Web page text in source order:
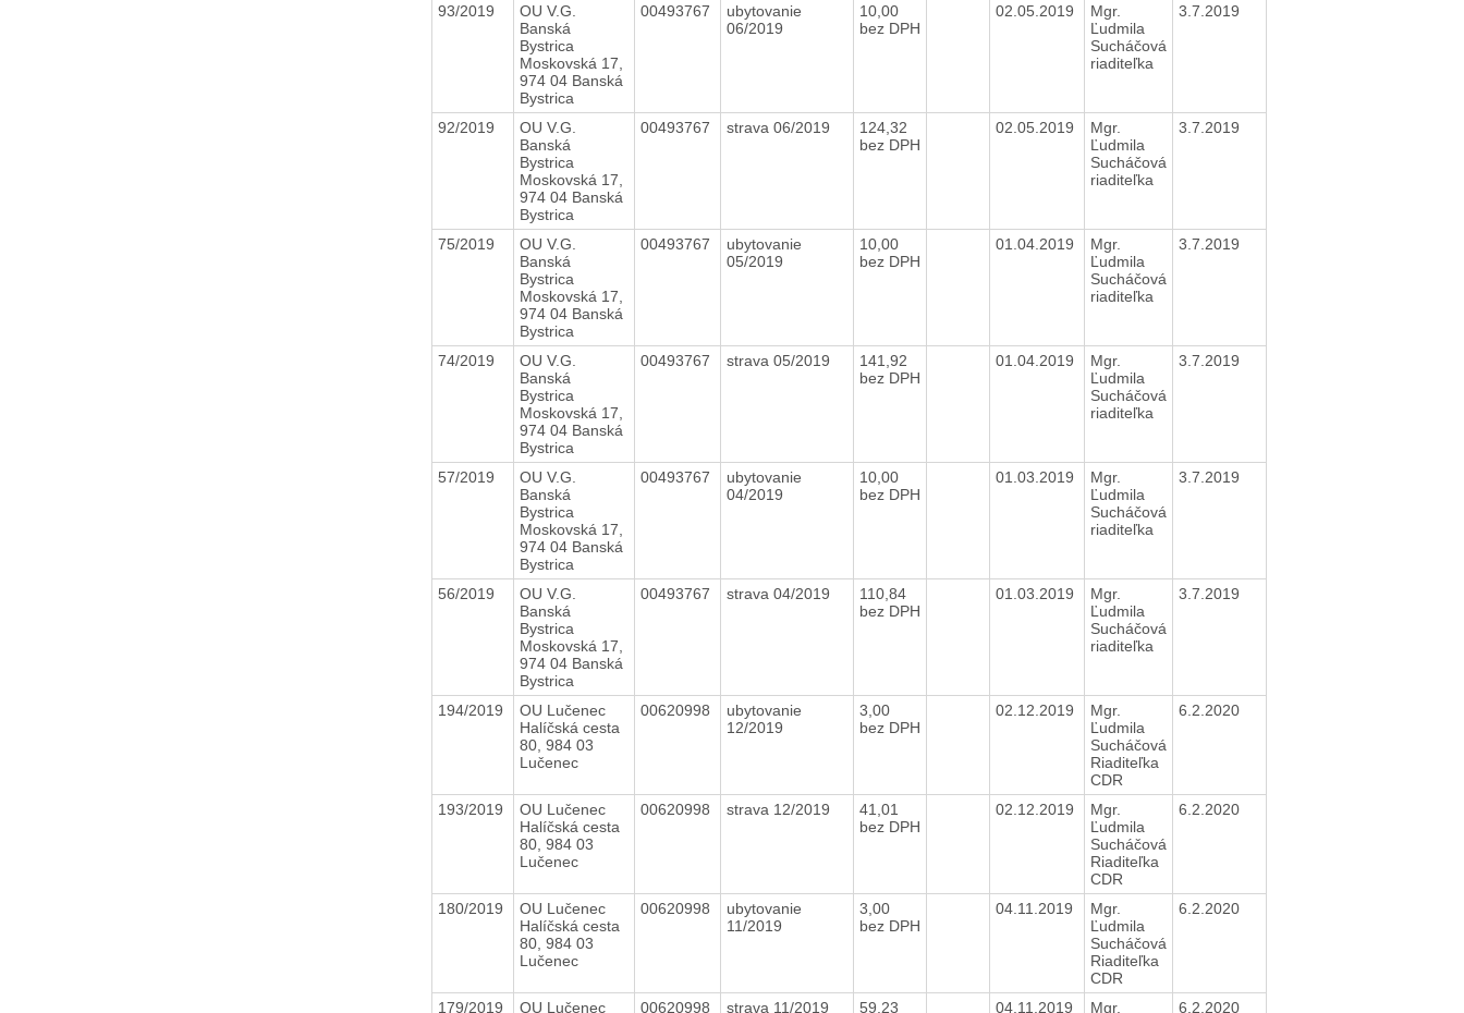
93/2019
OU V.G.
Banská
Bystrica
Moskovská 17,
974 04 Banská
Bystrica
00493767
ubytovanie
06/2019
10,00
bez DPH
02.05.2019
Mgr.
Ľudmila
Sucháčová
riaditeľka
3.7.2019
92/2019
OU V.G.
Banská
Bystrica
Moskovská 17,
974 04 Banská
Bystrica
00493767 strava 06/2019
124,32
bez DPH
02.05.2019
Mgr.
Ľudmila
Sucháčová
riaditeľka
3.7.2019
75/2019
OU V.G.
Banská
Bystrica
Moskovská 17,
974 04 Banská
Bystrica
00493767
ubytovanie
05/2019
10,00
bez DPH
01.04.2019
Mgr.
Ľudmila
Sucháčová
riaditeľka
3.7.2019
74/2019
OU V.G.
Banská
Bystrica
Moskovská 17,
974 04 Banská
Bystrica
00493767 strava 05/2019
141,92
bez DPH
01.04.2019
Mgr.
Ľudmila
Sucháčová
riaditeľka
3.7.2019
57/2019
OU V.G.
Banská
Bystrica
Moskovská 17,
974 04 Banská
Bystrica
00493767
ubytovanie
04/2019
10,00
bez DPH
01.03.2019
Mgr.
Ľudmila
Sucháčová
riaditeľka
3.7.2019
56/2019
OU V.G.
Banská
Bystrica
Moskovská 17,
974 04 Banská
Bystrica
00493767 strava 04/2019
110,84
bez DPH
01.03.2019
Mgr.
Ľudmila
Sucháčová
riaditeľka
3.7.2019
194/2019
OU Lučenec
Halíčská cesta
80, 984 03
Lučenec
00620998
ubytovanie
12/2019
3,00
bez DPH
02.12.2019
Mgr.
Ľudmila
Sucháčová
Riaditeľka
CDR
6.2.2020
193/2019
OU Lučenec
Halíčská cesta
80, 984 03
Lučenec
00620998 strava 12/2019
41,01
bez DPH
02.12.2019
Mgr.
Ľudmila
Sucháčová
Riaditeľka
CDR
6.2.2020
180/2019
OU Lučenec
Halíčská cesta
80, 984 03
Lučenec
00620998
ubytovanie
11/2019
3,00
bez DPH
04.11.2019
Mgr.
Ľudmila
Sucháčová
Riaditeľka
CDR
6.2.2020
179/2019 OU Lučenec 00620998 strava 11/2019 59,23 04.11.2019 Mgr. 6.2.2020